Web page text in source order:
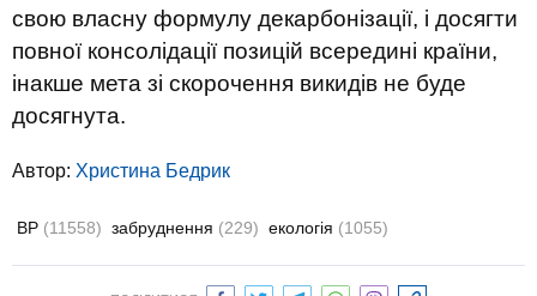
свою власну формулу декарбонізації, і досягти
повної консолідації позицій всередині країни,
інакше мета зі скорочення викидів не буде
досягнута.
Автор: Христина Бедрик
ВР (11558) забруднення (229) екологія (1055)